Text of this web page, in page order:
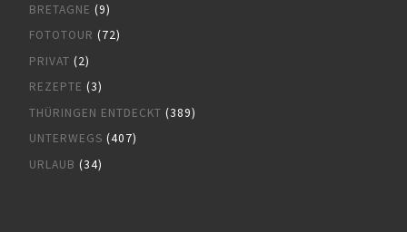
BRETAGNE (9)
FOTOTOUR (72)
PRIVAT (2)
REZEPTE (3)
THÜRINGEN ENTDECKT (389)
UNTERWEGS (407)
URLAUB (34)